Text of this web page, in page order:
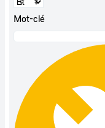
Mot-clé